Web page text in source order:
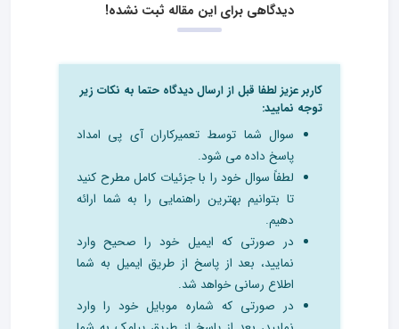
دیدگاهی برای این مقاله ثبت نشده!
کاربر عزیز لطفا قبل از ارسال دیدگاه حتما به نکات زیر
توجه نمایید:
سوال شما توسط تعمیرکاران آی پی امداد
پاسخ داده می شود.
لطفاً سوال خود را با جزئیات کامل مطرح کنید
تا بتوانیم بهترین راهنمایی را به شما ارائه
دهیم.
در صورتی که ایمیل خود را صحیح وارد
نمایید، بعد از پاسخ از طریق ایمیل به شما
اطلاع رسانی خواهد شد.
در صورتی که شماره موبایل خود را وارد